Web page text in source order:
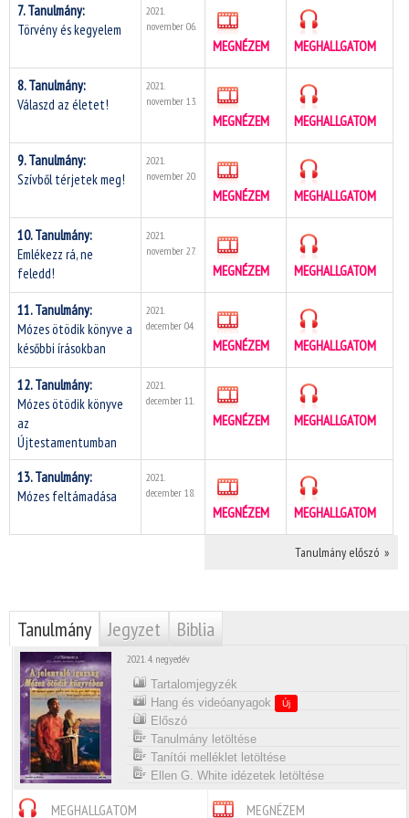
7. Tanulmány:
Törvény és kegyelem
2021.
november 06.
MEGNÉZEM MEGHALLGATOM
8. Tanulmány:
Válaszd az életet!
2021.
november 13.
MEGNÉZEM MEGHALLGATOM
9. Tanulmány:
Szívből térjetek meg!
2021.
november 20.
MEGNÉZEM MEGHALLGATOM
10. Tanulmány:
Emlékezz rá, ne
feledd!
2021.
november 27.
MEGNÉZEM MEGHALLGATOM
11. Tanulmány:
Mózes ötödik könyve a
későbbi írásokban
2021.
december 04.
MEGNÉZEM MEGHALLGATOM
12. Tanulmány:
Mózes ötödik könyve
az
Újtestamentumban
2021.
december 11.
MEGNÉZEM MEGHALLGATOM
13. Tanulmány:
Mózes feltámadása
2021.
december 18.
MEGNÉZEM MEGHALLGATOM
Tanulmány előszó »
Tanulmány Jegyzet Biblia
2021. 4. negyedév
Tartalomjegyzék
Hang és videóanyagok
Új
Előszó
Tanulmány letöltése
Tanítói melléklet letöltése
Ellen G. White idézetek letöltése
MEGHALLGATOM MEGNÉZEM